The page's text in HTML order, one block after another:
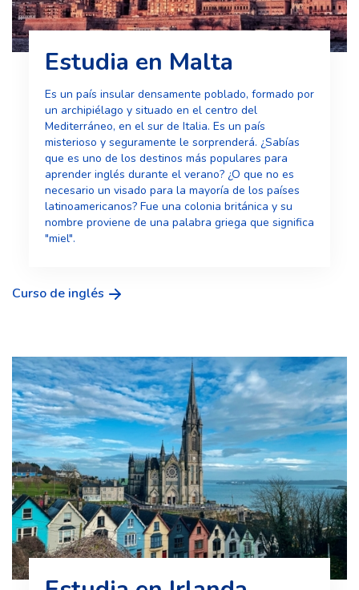
Estudia en Malta
Es un país insular densamente poblado, formado por
un archipiélago y situado en el centro del
Mediterráneo, en el sur de Italia. Es un país
misterioso y seguramente le sorprenderá. ¿Sabías
que es uno de los destinos más populares para
aprender inglés durante el verano? ¿O que no es
necesario un visado para la mayoría de los países
latinoamericanos? Fue una colonia británica y su
nombre proviene de una palabra griega que significa
"miel".
Curso de inglés